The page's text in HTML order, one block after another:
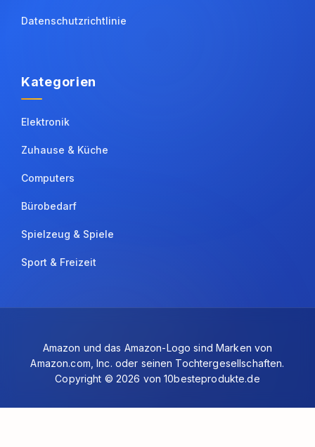
Datenschutzrichtlinie
Kategorien
Elektronik
Zuhause & Küche
Computers
Bürobedarf
Spielzeug & Spiele
Sport & Freizeit
Amazon und das Amazon-Logo sind Marken von
Amazon.com, Inc. oder seinen Tochtergesellschaften.
Copyright © 2026 von 10besteprodukte.de